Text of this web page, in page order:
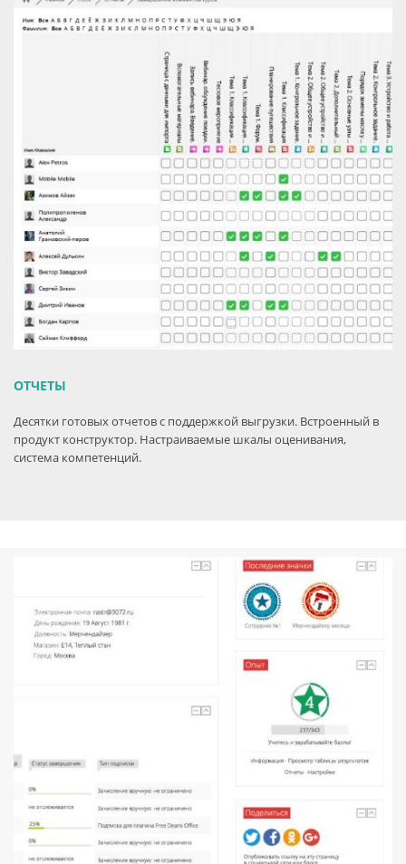
ОТЧЕТЫ
Десятки готовых отчетов с поддержкой выгрузки. Встроенный в
продукт конструктор. Настраиваемые шкалы оценивания,
система компетенций.